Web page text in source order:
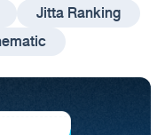
Jitta Ranking